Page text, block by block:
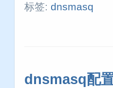
标签: dnsmasq
dnsmasq配